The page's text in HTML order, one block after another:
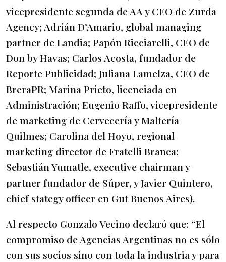
vicepresidente segunda de AA y CEO de Zurda
Agency; Adrián D’Amario, global managing
partner de Landia; Papón Ricciarelli, CEO de
Don by Havas; Carlos Acosta, fundador de
Reporte Publicidad; Juliana Lamelza, CEO de
BreraPR; Marina Prieto, licenciada en
Administración; Eugenio Raffo, vicepresidente
de marketing de Cervecería y Maltería
Quilmes; Carolina del Hoyo, regional
marketing director de Fratelli Branca;
Sebastián Yumatle, executive chairman y
partner fundador de Súper, y Javier Quintero,
chief stategy officer en Gut Buenos Aires).
Al respecto Gonzalo Vecino declaró que: “El
compromiso de Agencias Argentinas no es sólo
con sus socios sino con toda la industria y para